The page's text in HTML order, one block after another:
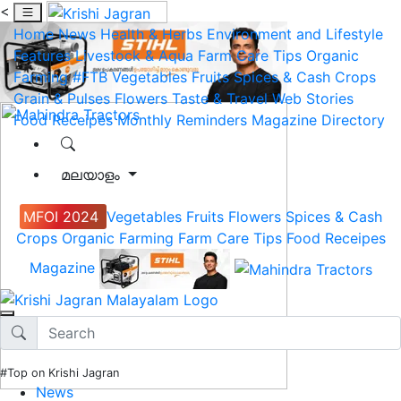
<
Home News Health & Herbs Environment and Lifestyle
Features Livestock & Aqua Farm Care Tips Organic
Farming #FTB Vegetables Fruits Spices & Cash Crops
Grain & Pulses Flowers Taste & Travel Web Stories
Food Receipes Monthly Reminders Magazine Directory
മലയാളം
MFOI 2024 Vegetables Fruits Flowers Spices & Cash
Crops Organic Farming Farm Care Tips Food Receipes
Magazine
#Top on Krishi Jagran
News